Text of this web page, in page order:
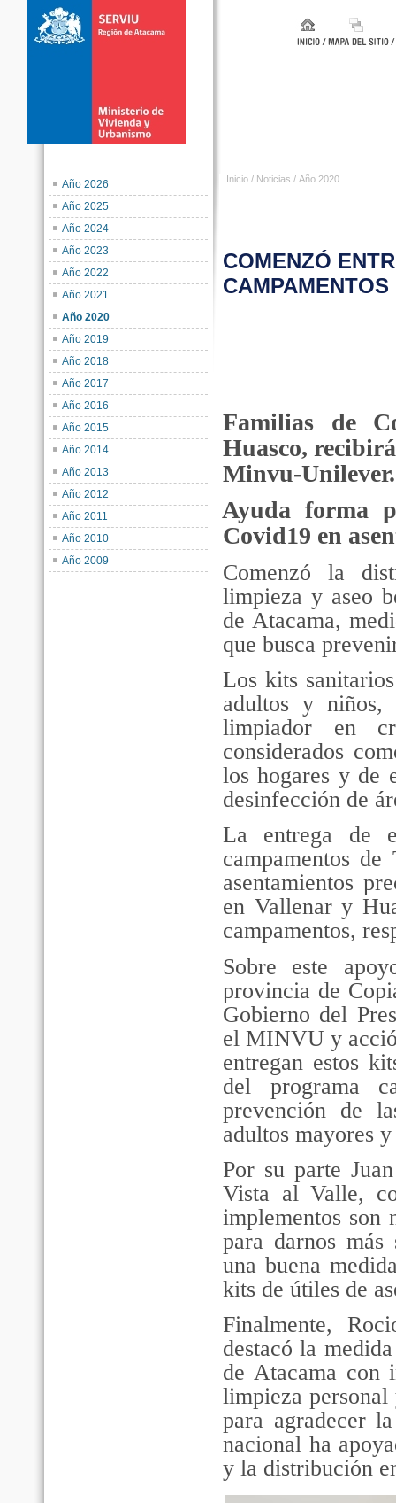
Año 2026
Año 2025
Año 2024
Año 2023
Año 2022
Año 2021
Año 2020
Año 2019
Año 2018
Año 2017
Año 2016
Año 2015
Año 2014
Año 2013
Año 2012
Año 2011
Año 2010
Año 2009
Inicio / Noticias / Año 2020
COMENZÓ
Familias de
Huasco,
Minvu-Unilever.
Ayuda forma
Covid19 en
Comenzó la
limpieza y aseo
de Atacama,
que busca
Los kits
adultos y niños,
limpiador en
considerados
los hogares y de
desinfección de
La entrega de
campamentos
asentamientos
en Vallenar y
campamentos,
Sobre este
provincia de
Gobierno del
el MINVU y
entregan estos
del programa
prevención de
adultos mayores
Por su parte
Vista al Valle,
implementos son
para darnos más
una buena
kits de útiles de
Finalmente,
destacó la
de Atacama con
limpieza
para agradecer
nacional ha
y la distribución